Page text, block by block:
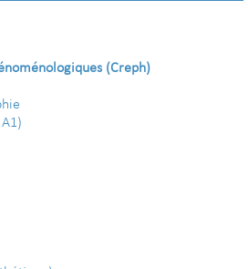
(Creph)